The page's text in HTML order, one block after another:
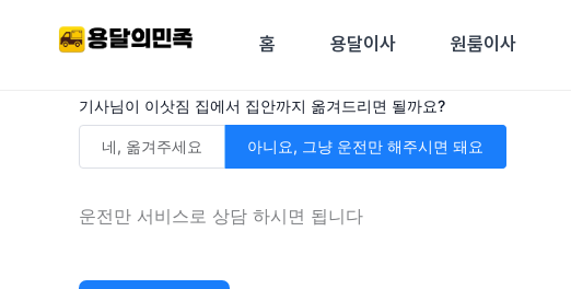
건너뛰기
홈 용달이사 원룸이사
기사님이 이삿짐 집에서 집안까지 옮겨드리면 될까요?
네, 옮겨주세요 아니요, 그냥 운전만 해주시면 돼요
운전만 서비스로 상담 하시면 됩니다